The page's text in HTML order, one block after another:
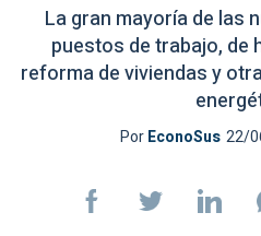
La gran mayoría de las
puestos de trabajo, de
reforma de viviendas y
PorEconoSus 22/